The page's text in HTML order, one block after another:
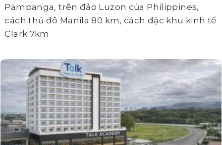
Pampanga, trên đảo Luzon của Philippines,
cách thủ đô Manila 80 km, cách đặc khu kinh tế
Clark 7km